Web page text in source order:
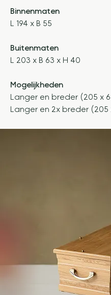
Binnenmaten
L 194 x B 55
Buitenmaten
L 203 x B 63 x H 40
Mogelijkheden
Langer en breder (205 x
Langer en 2x breder (205